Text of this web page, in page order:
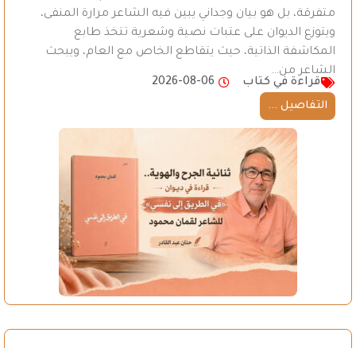
متفرقة، بل هو بيان وجداني يبين فيه الشاعر مرارة المنفى،
ويتوزع الديوان على عتبات نصية وشعرية تتخذ طابع
المكاشفة الذاتية، حيث يتقاطع الخاص مع العام، ويبحث
الشاعر من…
قراءة في كتاب
2026-08-06
التفاصيل ...